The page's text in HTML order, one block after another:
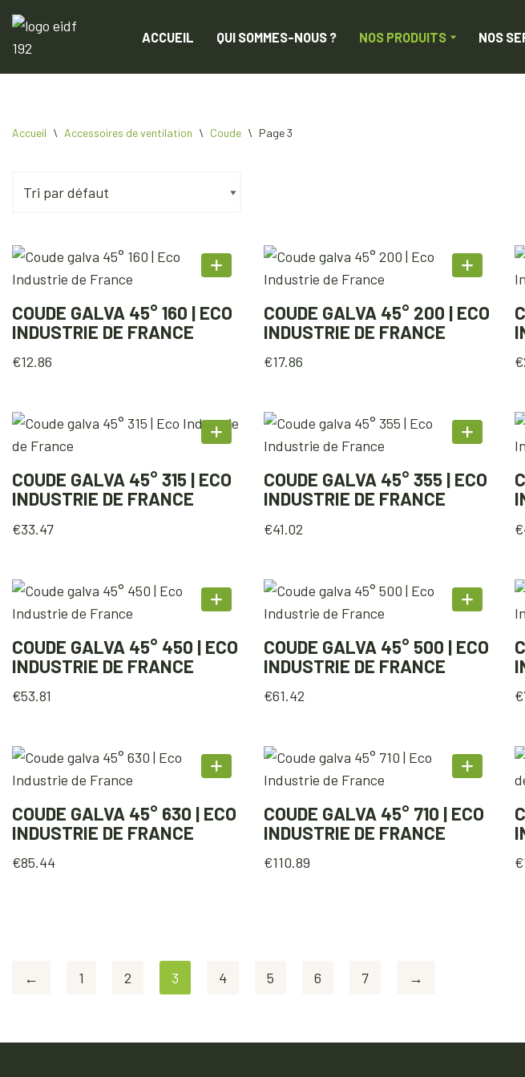
Aller
ACCUEIL QUI SOMMES-NOUS ? NOS PRODUITS NOS
Accueil \ Accessoires de ventilation \ Coude \ Page 3
COUDE GALVA 45° 160 | ECO
INDUSTRIE DE FRANCE
€12.86
COUDE GALVA 45° 200 | ECO
INDUSTRIE DE FRANCE
€17.86 €
COUDE GALVA 45° 315 | ECO
INDUSTRIE DE FRANCE
€33.47
COUDE GALVA 45° 355 | ECO
INDUSTRIE DE FRANCE
€41.02 €
COUDE GALVA 45° 450 | ECO
INDUSTRIE DE FRANCE
€53.81
COUDE GALVA 45° 500 | ECO
INDUSTRIE DE FRANCE
€61.42 €
COUDE GALVA 45° 630 | ECO
INDUSTRIE DE FRANCE
€85.44
COUDE GALVA 45° 710 | ECO
INDUSTRIE DE FRANCE
€110.89 €
← 1 2 3 4 5 6 7 →